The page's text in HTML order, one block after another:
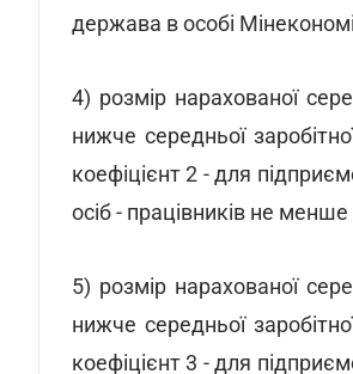
держава в особі
4) розмір нарахованої
нижче середньої
коефіцієнт 2 - для
осіб - працівників не менше
5) розмір нарахованої
нижче середньої
коефіцієнт 3 - для